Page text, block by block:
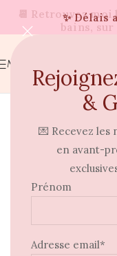
&
💌 Recevez les
en avant-
Prénom
Adresse email*
✨ Délais
MENU
Text